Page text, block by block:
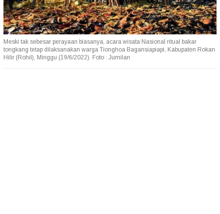
Meski tak sebesar perayaan biasanya, acara wisata Nasional ritual bakar
tongkang tetap dilaksanakan warga Tionghoa Bagansiapiapi, Kabupaten Rokan
Hilir (Rohil), Minggu (19/6/2022). Foto : Jumilan